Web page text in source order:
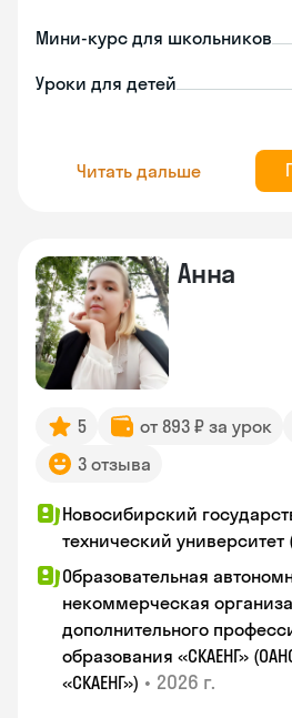
Мини-курс для школьников
Уроки для детей
Читать дальше
Анна
5 от 893 ₽ за урок
3 отзыва
Новосибирский
технический университет
Образовательная
некоммерческая
дополнительного
образования «СКАЕНГ»
«СКАЕНГ») • 2026 г.